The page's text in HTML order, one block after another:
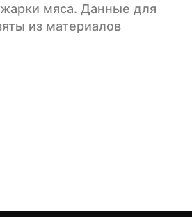
жарки мяса. Данные для
из материалов